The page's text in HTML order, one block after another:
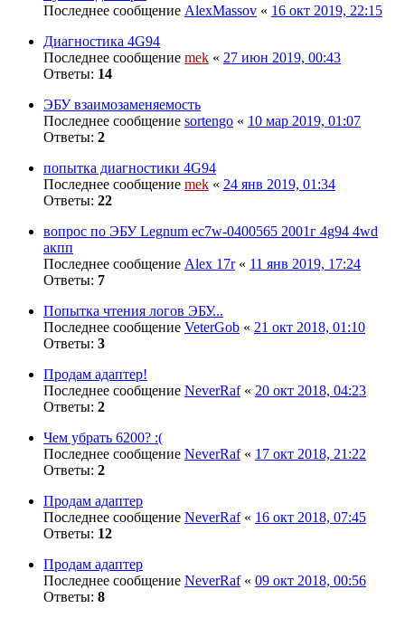
Последнее сообщение AlexMassov « 16 окт 2019, 22:15
Диагностика 4G94
Последнее сообщение mek « 27 июн 2019, 00:43
Ответы: 14
ЭБУ взаимозаменяемость
Последнее сообщение sortengo « 10 мар 2019, 01:07
Ответы: 2
попытка диагностики 4G94
Последнее сообщение mek « 24 янв 2019, 01:34
Ответы: 22
вопрос по ЭБУ Legnum ec7w-0400565 2001г 4g94 4wd
акпп
Последнее сообщение Alex 17r« 11 янв 2019, 17:24
Ответы: 7
Попытка чтения логов ЭБУ...
Последнее сообщение VeterGob « 21 окт 2018, 01:10
Ответы: 3
Продам адаптер!
Последнее сообщение NeverRaf« 20 окт 2018, 04:23
Ответы: 2
Чем убрать 6200? :(
Последнее сообщение NeverRaf« 17 окт 2018, 21:22
Ответы: 2
Продам адаптер
Последнее сообщение NeverRaf« 16 окт 2018, 07:45
Ответы: 12
Продам адаптер
Последнее сообщение NeverRaf« 09 окт 2018, 00:56
Ответы: 8